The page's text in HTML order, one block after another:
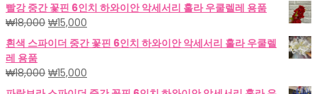
빨강 중간 꽃핀 6인치 하와이안 악세서리 훌라 우쿨렐레 용품
₩18,000 원
래
가
격:
₩18,000.
₩15,000
재
가
₩15,000.
흰색 스파이더 중간 꽃핀 6인치 하와이안 악세서리 훌라 우쿨렐
레 용품
₩18,000 원
래
₩15,000
재